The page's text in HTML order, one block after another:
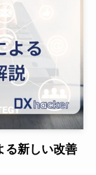
る新しい改善